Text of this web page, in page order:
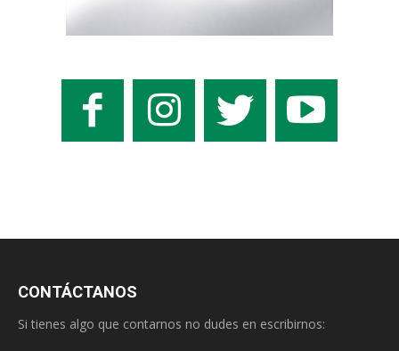
CONTÁCTANOS
Si tienes algo que contarnos no dudes en escribirnos: